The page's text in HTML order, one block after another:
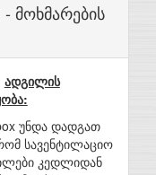
მოხმარების
ადგილის
უნდა დადგათ
სავენტილაციო
კედლიდან